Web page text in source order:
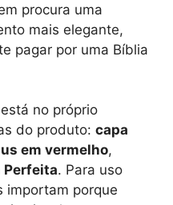
procura uma
mais elegante,
pagar por uma Bíblia
no próprio
do produto: capa
em vermelho,
Perfeita. Para uso
importam porque